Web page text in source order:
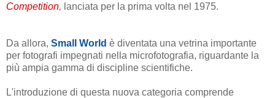
Competition, lanciata per la prima volta nel 1975.
Da allora, Small World è diventata una vetrina importante
per fotografi impegnati nella microfotografia, riguardante la
più ampia gamma di discipline scientifiche.
L'introduzione di questa nuova categoria comprende